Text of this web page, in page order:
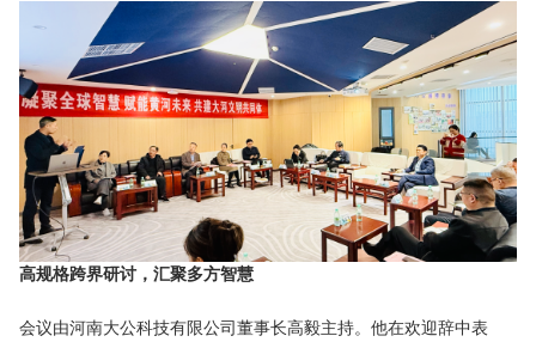
高规格跨界研讨，汇聚多方智慧
会议由河南大公科技有限公司董事长高毅主持。他在欢迎辞中表